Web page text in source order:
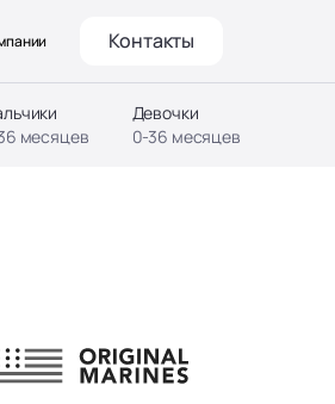
месяцев
Девочки
0-36 месяцев
Контакты